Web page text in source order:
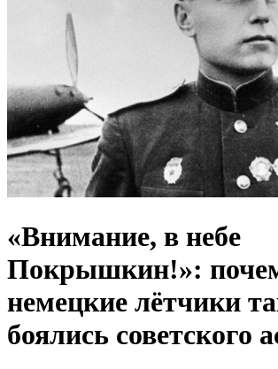
«Внимание, в небе
Покрышкин!»:
немецкие лётчики
боялись советского